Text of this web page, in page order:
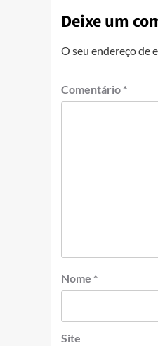
Deixe um
O seu endereço de
Comentário *
Nome *
Site